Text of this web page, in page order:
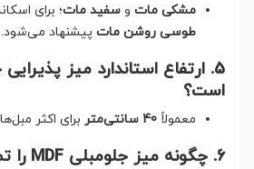
مشکی مات و سفید مات؛ برای
طوسی روشن مات پیشنهاد می‌شود.
5. ارتفاع استاندارد میز
است؟
معمولاً 40 سانتی‌متر برای اکثر
6. چگونه میز جلومبلی MDF را تمیز کنیم؟